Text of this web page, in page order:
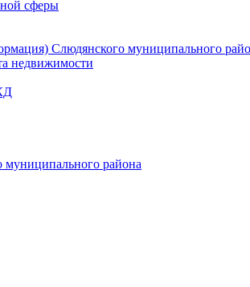
сферы
Слюдянского муниципального
недвижимости
муниципального района